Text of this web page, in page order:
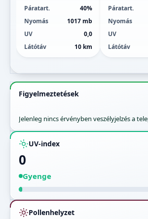
Páratart.
40%
Nyomás
1017 mb
UV
0,0
Látótáv
10 km
Páratart.
Nyomás
UV
Látótáv
Figyelmeztetések
Jelenleg nincs érvényben veszélyjelzés a
UV-index
0
Gyenge
Pollenhelyzet